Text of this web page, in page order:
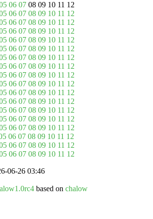
06 07 08 09 10 11 12
06 07 08 09 10 11 12
06 07 08 09 10 11 12
06 07 08 09 10 11 12
06 07 08 09 10 11 12
06 07 08 09 10 11 12
06 07 08 09 10 11 12
06 07 08 09 10 11 12
06 07 08 09 10 11 12
06 07 08 09 10 11 12
06 07 08 09 10 11 12
06 07 08 09 10 11 12
06 07 08 09 10 11 12
06 07 08 09 10 11 12
06 07 08 09 10 11 12
06 07 08 09 10 11 12
06 07 08 09 10 11 12
06 07 08 09 10 11 12
06-26 03:46
based on chalow